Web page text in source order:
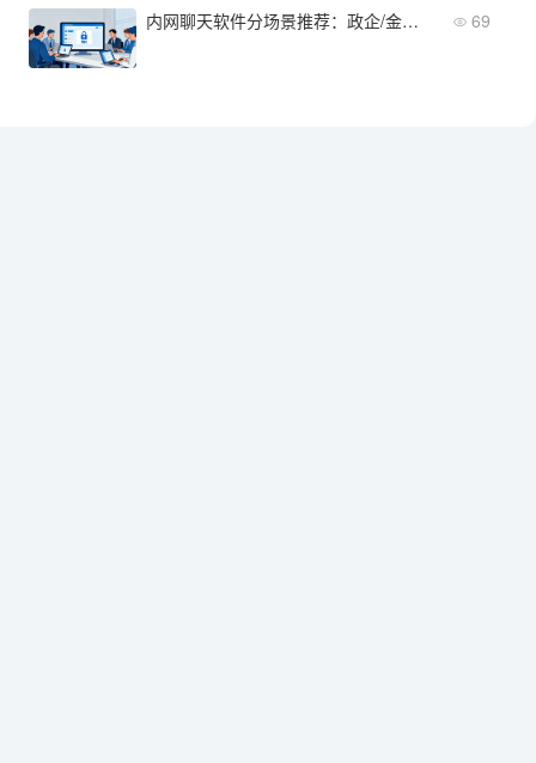
内网聊天软件分场景推荐：政企/金融/制造各适合哪款？ 69